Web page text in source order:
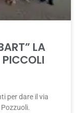
LA
per dare il via